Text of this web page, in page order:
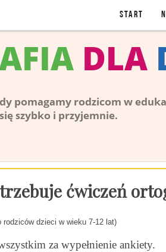
Start
ćwiczeń
dzieci w wieku 7-12 lat)
za wypełnienie ankiety.